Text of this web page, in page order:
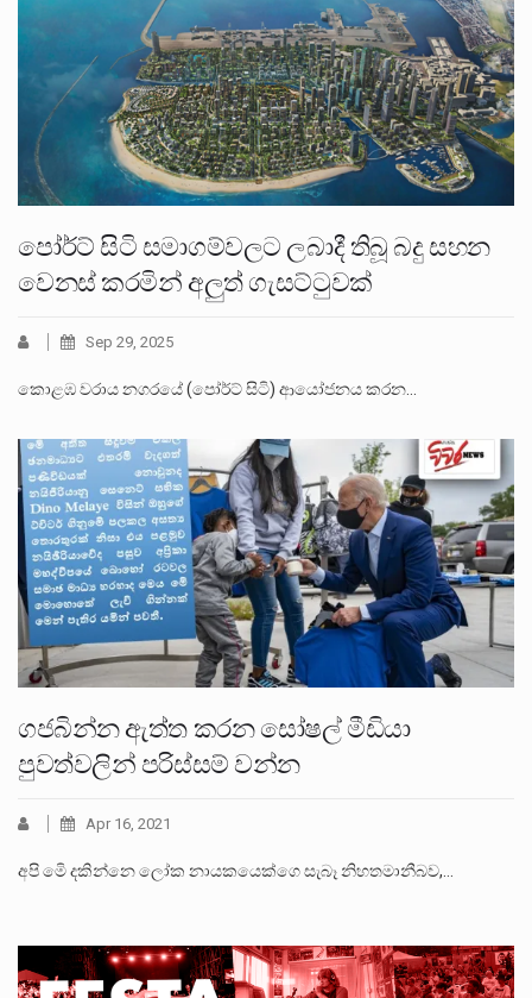
පෝර්ට් සිටි සමාගම්වලට ලබාදී තිබූ බදු සහන
වෙනස් කරමින් අලුත් ගැසට්ටුවක්
Sep 29, 2025
කොළඹ වරාය නගරයේ (පෝර්ට් සිටි) ආයෝජනය කරන…
ගජබින්න ඇත්ත කරන සෝෂල් මීඩියා
පුවත්වලින් පරිස්සම් වන්න
Apr 16, 2021
අපි මෙි දකින්නෙ ලෝක නායකයෙක්ගෙ සැබෑ නිහතමානීබව,…